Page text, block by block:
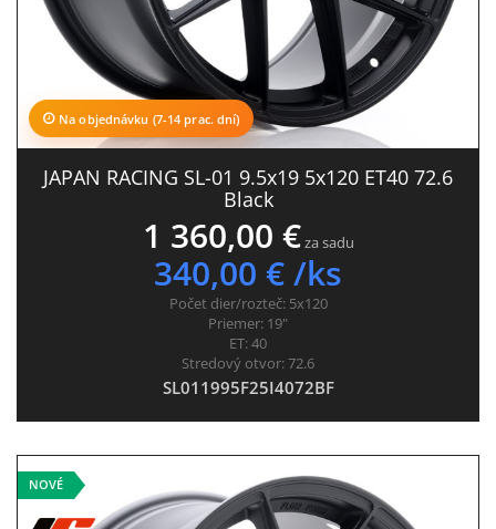
Na objednávku (7-14 prac. dní)
JAPAN RACING SL-01 9.5x19 5x120 ET40 72.6
Black
1 360,00 €za sadu
340,00 € /ks
Počet dier/rozteč: 5x120
Priemer: 19"
ET:40
Stredový otvor:72.6
SL011995F25I4072BF
NOVÉ